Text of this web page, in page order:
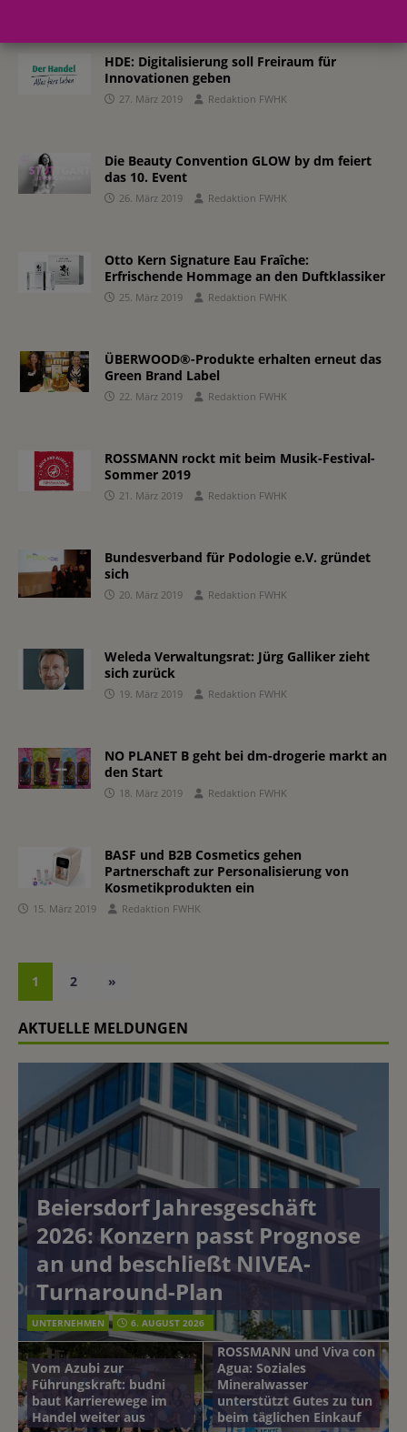
HDE: Digitalisierung soll Freiraum für
Innovationen geben
27. März 2019 Redaktion FWHK
Die Beauty Convention GLOW by dm feiert
das 10. Event
26. März 2019 Redaktion FWHK
Otto Kern Signature Eau Fraîche:
Erfrischende Hommage an den Duftklassiker
25. März 2019 Redaktion FWHK
ÜBERWOOD®-Produkte erhalten erneut das
Green Brand Label
22. März 2019 Redaktion FWHK
ROSSMANN rockt mit beim Musik-Festival-
Sommer 2019
21. März 2019 Redaktion FWHK
Bundesverband für Podologie e.V. gründet
sich
20. März 2019 Redaktion FWHK
Weleda Verwaltungsrat: Jürg Galliker zieht
sich zurück
19. März 2019 Redaktion FWHK
NO PLANET B geht bei dm-drogerie markt an
den Start
18. März 2019 Redaktion FWHK
BASF und B2B Cosmetics gehen
Partnerschaft zur Personalisierung von
Kosmetikprodukten ein
15. März 2019 Redaktion FWHK
1 2 »
AKTUELLE MELDUNGEN
Beiersdorf Jahresgeschäft
2026: Konzern passt Prognose
an und beschließt NIVEA-
Turnaround-Plan
UNTERNEHMEN 6. AUGUST 2026
Vom Azubi zur
Führungskraft: budni
baut Karrierewege im
Handel weiter aus
ROSSMANN und Viva con
Agua: Soziales
Mineralwasser
unterstützt Gutes zu tun
beim täglichen Einkauf